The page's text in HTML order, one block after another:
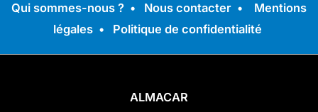
Qui sommes-nous ? • Nous contacter • Mentions
légales • Politique de confidentialité
ALMACAR